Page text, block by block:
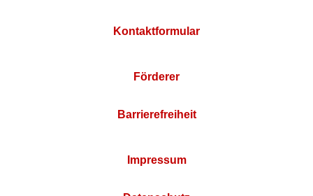
Kontaktformular
Förderer
Barrierefreiheit
Impressum